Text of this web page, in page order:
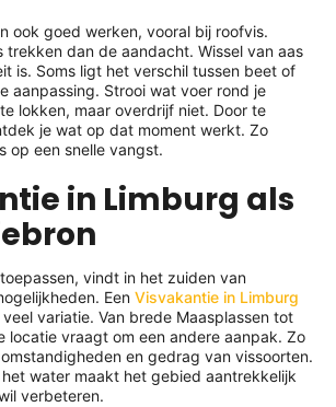
ook goed werken, vooral bij roofvis.
trekken dan de aandacht. Wissel van aas
is. Soms ligt het verschil tussen beet of
aanpassing. Strooi wat voer rond je
lokken, maar overdrijf niet. Door te
je wat op dat moment werkt. Zo
op een snelle vangst.
in Limburg als
vindt in het zuiden van
Een Visvakantie in Limburg
variatie. Van brede Maasplassen tot
locatie vraagt om een andere aanpak. Zo
en gedrag van vissoorten.
water maakt het gebied aantrekkelijk
verbeteren.